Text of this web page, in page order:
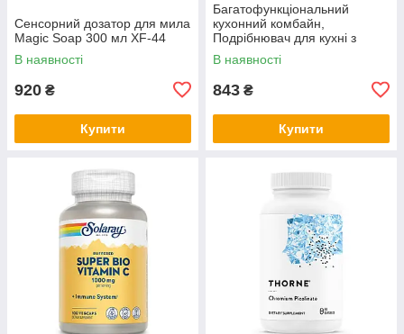
Сенсорний дозатор для мила
Magic Soap 300 мл XF-44
В наявності
920 ₴
Купити
Багатофункціональний
кухонний комбайн,
Подрібнювач для кухні з
металевою чашею, Блендери
з насадками KH-96
В наявності
843 ₴
Купити